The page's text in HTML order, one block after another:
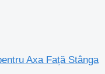
Axa Față Stânga